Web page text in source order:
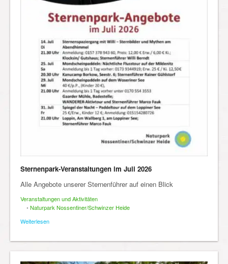
Sternenpark-Veranstaltungen im Juli 2026
Alle Angebote unserer Sternenführer auf einen Blick
Veranstaltungen und Aktivitäten
• Naturpark Nossentiner/Schwinzer Heide
Weiterlesen